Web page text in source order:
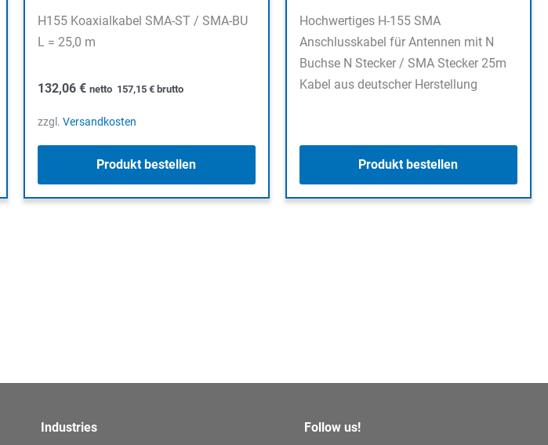
H155 Koaxialkabel SMA-ST / SMA-BU
L = 25,0 m
132,06 € netto 157,15 €brutto
zzgl. Versandkosten
Produkt bestellen
Hochwertiges H-155 SMA
Anschlusskabel für Antennen mit N
Buchse N Stecker / SMA Stecker 25m
Kabel aus deutscher Herstellung
Produkt bestellen
Industries Follow us!